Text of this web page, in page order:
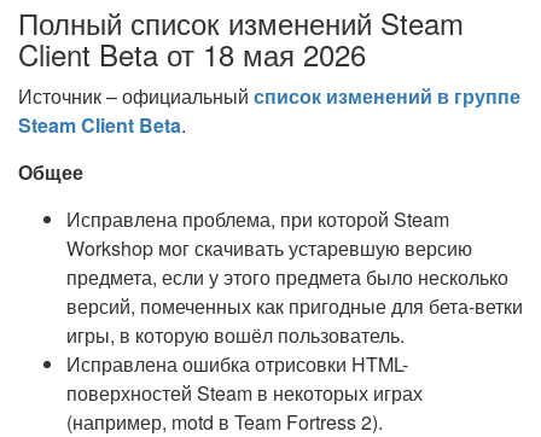
Полный список изменений Steam
Client Beta от 18 мая 2026
Источник – официальный список изменений в группе
Steam Client Beta.
Общее
Исправлена проблема, при которой Steam
Workshop мог скачивать устаревшую версию
предмета, если у этого предмета было несколько
версий, помеченных как пригодные для бета-ветки
игры, в которую вошёл пользователь.
Исправлена ошибка отрисовки HTML-
поверхностей Steam в некоторых играх
(например, motd в Team Fortress 2).